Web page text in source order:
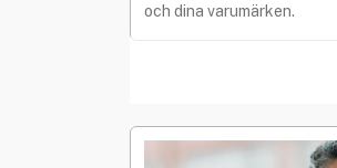
och dina varumärken.